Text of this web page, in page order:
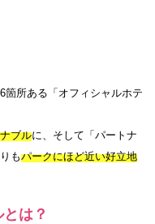
箇所ある「オフィシャルホテ
ブルに、そして「パートナ
もパークにほど近い好立地
は？